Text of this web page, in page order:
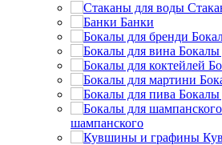
Банки
Бокалы
Бокалы
шампанского